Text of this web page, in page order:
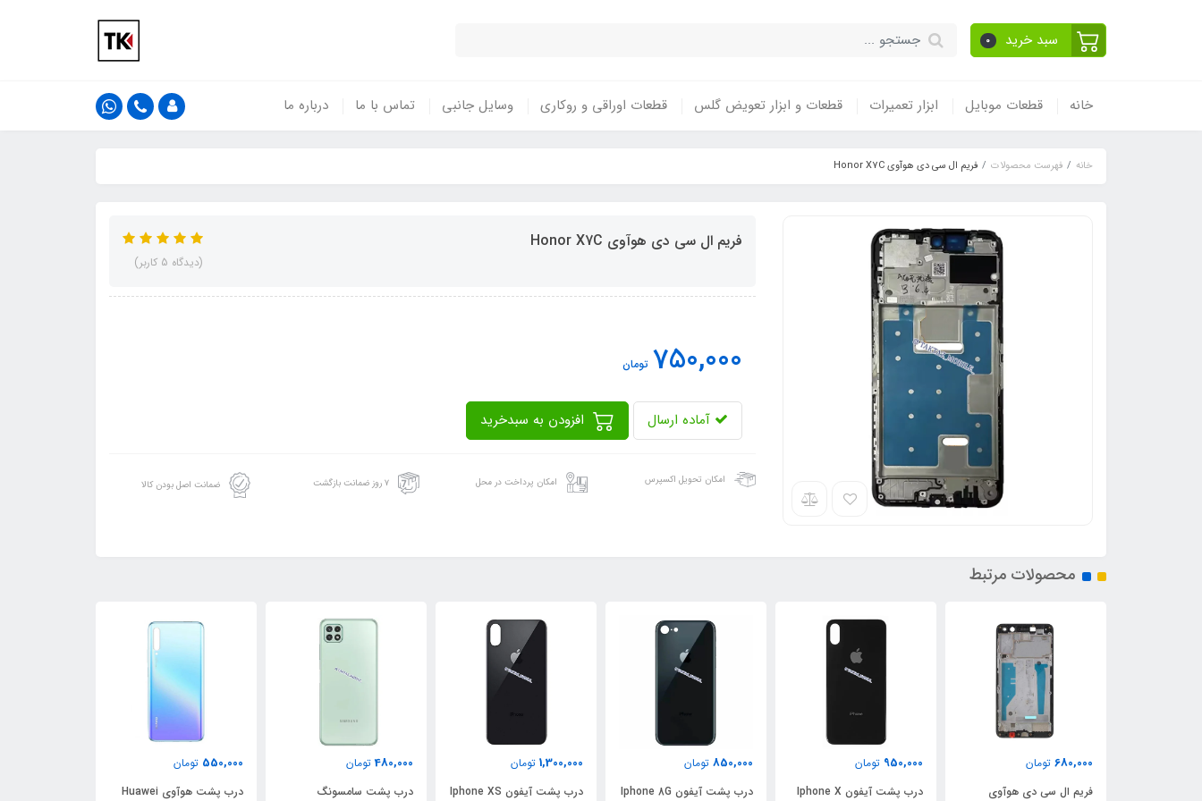
سبد خرید 0
خانه قطعات موبایل ابزار تعمیرات قطعات و ابزار تعویض گلس قطعات اوراقی و روکاری وسایل جانبی تماس با ما درباره ما
خانه فهرست محصولات فریم ال سی دی هوآوی Honor X7C
فریم ال سی دی هوآوی Honor X7C
(دیدگاه 5 کاربر)
750,000 تومان
آماده ارسال
امکان تحویل اکسپرس امکان پرداخت در محل ۷ روز ضمانت بازگشت ضمانت اصل بودن کالا
محصولات مرتبط
680,000 تومان
فریم ال سی دی هوآوی
950,000 تومان
درب پشت آیفون Iphone X
850,000 تومان
درب پشت آیفون Iphone 8G
1,300,000 تومان
درب پشت آیفون Iphone XS
480,000 تومان
درب پشت سامسونگ
550,000 تومان
درب پشت هوآوی Huawei